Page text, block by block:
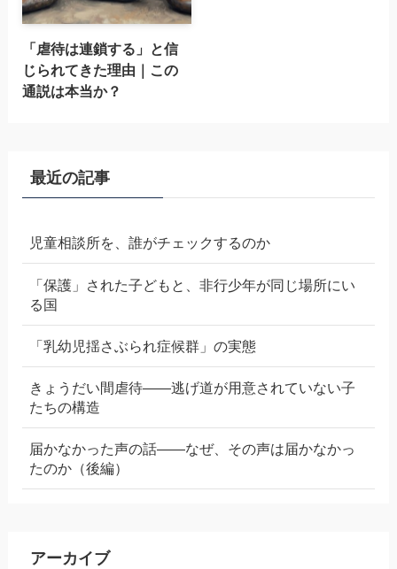
「虐待は連鎖する」と信
じられてきた理由｜この
通説は本当か？
最近の記事
児童相談所を、誰がチェックするのか
「保護」された子どもと、非行少年が同じ場所にい
る国
「乳幼児揺さぶられ症候群」の実態
きょうだい間虐待——逃げ道が用意されていない子
たちの構造
届かなかった声の話——なぜ、その声は届かなかっ
たのか（後編）
アーカイブ